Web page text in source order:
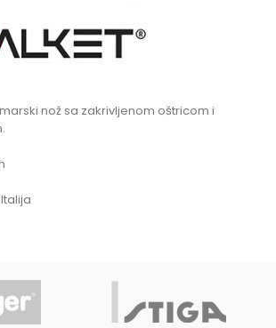
nož sa zakrivljenom oštricom i